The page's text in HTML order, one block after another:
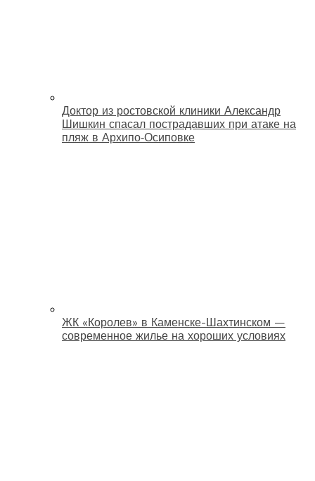
Доктор из ростовской клиники Александр
Шишкин спасал пострадавших при атаке на
пляж в Архипо‑Осиповке
ЖК «Королев» в Каменске-Шахтинском —
современное жилье на хороших условиях